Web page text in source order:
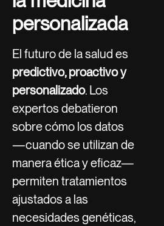
personalizada
El futuro de la salud es
predictivo, proactivo y
personalizado. Los
expertos debatieron
sobre cómo los datos
—cuando se utilizan de
manera ética y eficaz—
permiten tratamientos
ajustados a las
necesidades genéticas,